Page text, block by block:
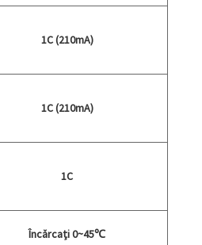
1C (210mA)
1C (210mA)
1C
Încărcați 0~45℃